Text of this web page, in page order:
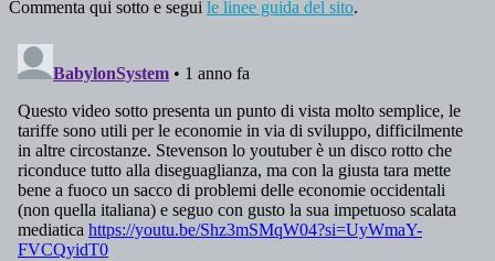
Commenta qui sotto e segui le linee guida del sito.